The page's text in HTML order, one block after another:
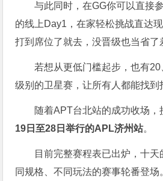
与此同时，在GG你可以直接
的线上Day1，在家轻松挑战直达
打到席位了就去，没晋级也当省了
若想从更低门槛起步，也有
级别的卫星赛，让所有人都能找到
随着APT台北站的成功收场
19 日至28 日举行的APL济州站。
目前完整赛程表已出炉，十
同规格、不同玩法的赛事轮番登场